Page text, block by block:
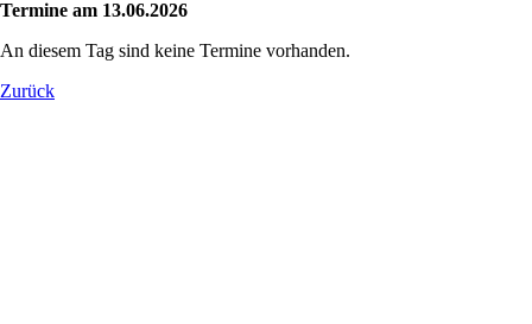
Termine am 13.06.2026
An diesem Tag sind keine Termine vorhanden.
Zurück